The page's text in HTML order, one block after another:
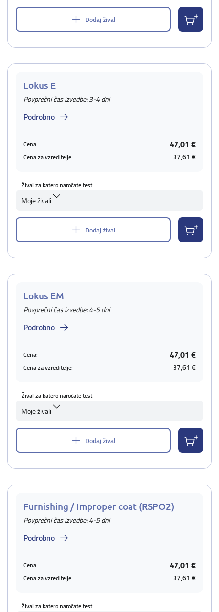
Dodaj žival
Lokus E
Povprečni čas izvedbe: 3-4 dni
Podrobno
Cena: 47,01 €
Cena za vzreditelje: 37,61 €
Žival za katero naročate test
Moje živali
Dodaj žival
Lokus EM
Povprečni čas izvedbe: 4-5 dni
Podrobno
Cena: 47,01 €
Cena za vzreditelje: 37,61 €
Žival za katero naročate test
Moje živali
Dodaj žival
Furnishing / Improper coat (RSPO2)
Povprečni čas izvedbe: 4-5 dni
Podrobno
Cena: 47,01 €
Cena za vzreditelje: 37,61 €
Žival za katero naročate test